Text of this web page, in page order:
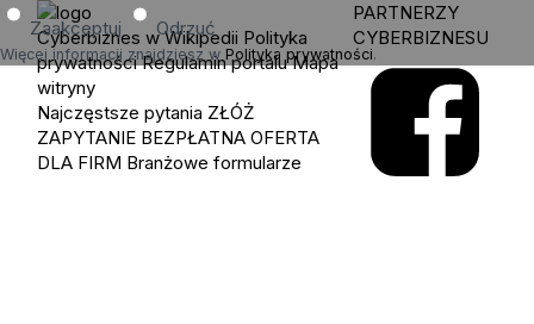
Zaakceptuj Odrzuć
Więcej informacji znajdziesz w Polityka prywatności.
Cyberbiznes w Wikipedii Polityka
prywatności Regulamin portalu Mapa
witryny
Najczęstsze pytania ZŁÓŻ
ZAPYTANIE BEZPŁATNA OFERTA
DLA FIRM Branżowe formularze
PARTNERZY
CYBERBIZNESU